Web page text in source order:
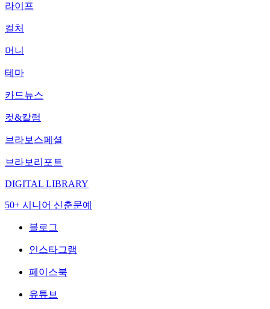
라이프
컬처
머니
테마
카드뉴스
컷&칼럼
브라보스페셜
브라보리포트
DIGITAL LIBRARY
50+ 시니어 신춘문예
블로그
인스타그램
페이스북
유튜브